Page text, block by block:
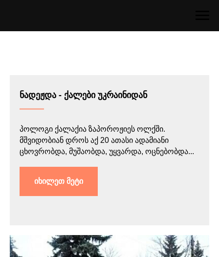
ნადეჟდა - ქალები უკრაინიდან
პოლოგი ქალაქია ზაპოროჟიეს ოლქში.
მშვიდობიან დროს აქ 20 ათასი ადამიანი
ცხოვრობდა, მუშაობდა, უყვარდა, ოცნებობდა...
იხილეთ მეტი